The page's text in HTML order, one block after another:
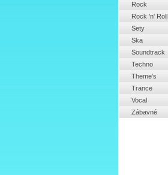
Rock
Rock 'n' Roll
Sety
Ska
Soundtrack
Techno
Theme's
Trance
Vocal
Zábavné